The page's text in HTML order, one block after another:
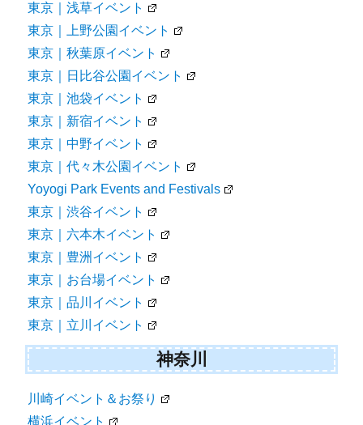
東京｜浅草イベント
東京｜上野公園イベント
東京｜秋葉原イベント
東京｜日比谷公園イベント
東京｜池袋イベント
東京｜新宿イベント
東京｜中野イベント
東京｜代々木公園イベント
Yoyogi Park Events and Festivals
東京｜渋谷イベント
東京｜六本木イベント
東京｜豊洲イベント
東京｜お台場イベント
東京｜品川イベント
東京｜立川イベント
神奈川
川崎イベント＆お祭り
横浜イベント